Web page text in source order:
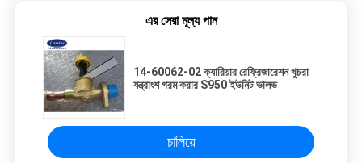
এর সেরা মূল্য পান
14-60062-02 ক্যারিয়ার রেফ্রিজারেশন খুচরা
যন্ত্রাংশ গরম করার S950 ইউনিট ভালভ
চালিয়ে